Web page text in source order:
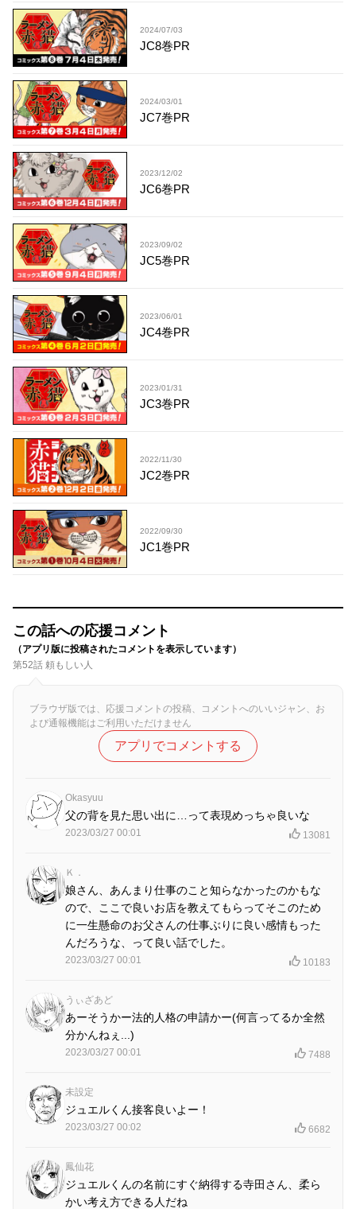
2024/07/03
JC8巻PR
2024/03/01
JC7巻PR
2023/12/02
JC6巻PR
2023/09/02
JC5巻PR
2023/06/01
JC4巻PR
2023/01/31
JC3巻PR
2022/11/30
JC2巻PR
2022/09/30
JC1巻PR
この話への応援コメント
（アプリ版に投稿されたコメントを表示しています）
第52話 頼もしい人
ブラウザ版では、応援コメントの投稿、コメントへのいいジャン、お
よび通報機能はご利用いただけません
アプリでコメントする
Okasyuu
父の背を見た思い出に…って表現めっちゃ良いな
2023/03/27 00:01 13081
Ｋ．
娘さん、あんまり仕事のこと知らなかったのかもな
ので、ここで良いお店を教えてもらってそこのため
に一生懸命のお父さんの仕事ぶりに良い感情もった
んだろうな、って良い話でした。
2023/03/27 00:01 10183
うぃざあど
あーそうかー法的人格の申請かー(何言ってるか全然
分かんねぇ...)
2023/03/27 00:01 7488
未設定
ジュエルくん接客良いよー！
2023/03/27 00:02 6682
鳳仙花
ジュエルくんの名前にすぐ納得する寺田さん、柔ら
かい考え方できる人だね